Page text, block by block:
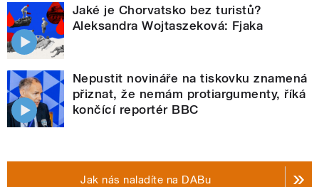
Jaké je Chorvatsko bez turistů?
Aleksandra Wojtaszeková: Fjaka
Nepustit novináře na tiskovku znamená
přiznat, že nemám protiargumenty, říká
končící reportér BBC
Jak nás naladíte na DABu